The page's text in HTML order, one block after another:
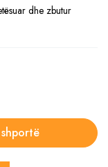
dhe zbutur